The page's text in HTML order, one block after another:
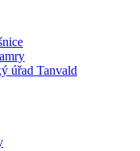
úřad Tanvald